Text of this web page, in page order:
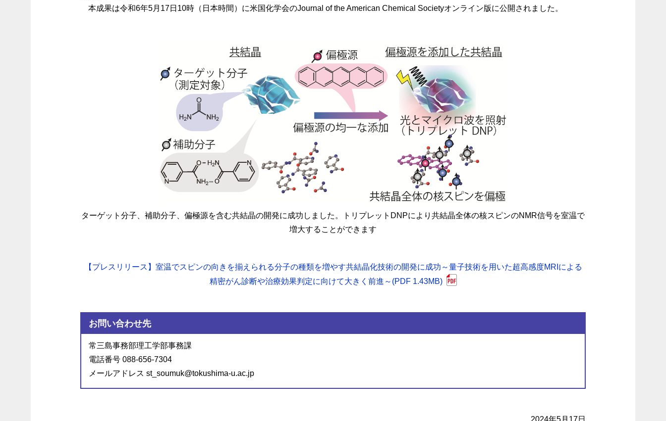
本成果は令和6年5月17日10時（日本時間）に米国化学会のJournal of the American Chemical Societyオンライン版に公開されました。
ターゲット分子、補助分子、偏極源を含む共結晶の開発に成功しました。トリプレットDNPにより共結晶全体の核スピンのNMR信号を室温で
増大することができます
【プレスリリース】室温でスピンの向きを揃えられる分子の種類を増やす共結晶化技術の開発に成功～量子技術を用いた超高感度MRIによる
精密がん診断や治療効果判定に向けて大きく前進～(PDF 1.43MB)
お問い合わせ先
常三島事務部理工学部事務課
電話番号 088-656-7304
メールアドレス st_soumuk@tokushima-u.ac.jp
2024年5月17日